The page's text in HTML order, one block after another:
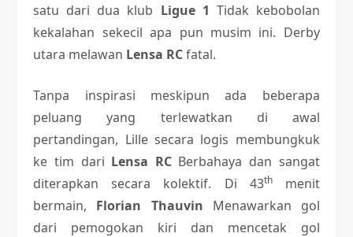
satu dari dua klub Ligue 1 Tidak kebobolan
kekalahan sekecil apa pun musim ini. Derby
utara melawan Lensa RCfatal.
Tanpa inspirasi meskipun ada beberapa
peluang yang terlewatkan di awal
pertandingan, Lille secara logis membungkuk
ke tim dari Lensa RCBerbahaya dan sangat
diterapkan secara kolektif. Di 43thmenit
bermain, Florian Thauvin Menawarkan gol
dari pemogokan kiri dan mencetak gol